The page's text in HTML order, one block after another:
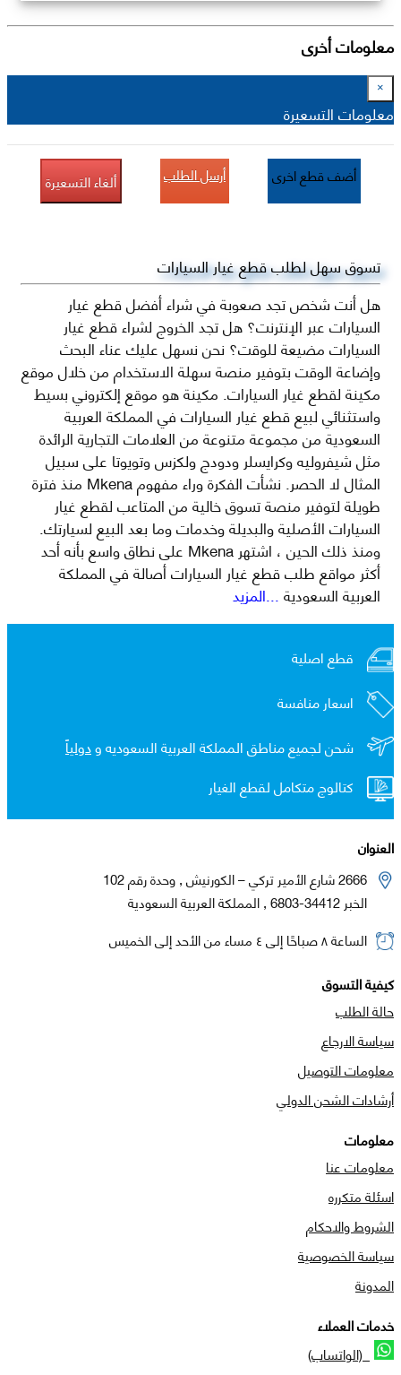
معلومات أخرى
×
معلومات التسعيرة
أضف قطع اخرى أرسل الطلب ألغاء التسعيرة
تسوق سهل لطلب قطع غيار السيارات
هل أنت شخص تجد صعوبة في شراء أفضل قطع غيار
السيارات عبر الإنترنت؟ هل تجد الخروج لشراء قطع غيار
السيارات مضيعة للوقت؟ نحن نسهل عليك عناء البحث
وإضاعة الوقت بتوفير منصة سهلة الاستخدام من خلال موقع
مكينة لقطع غيار السيارات. مكينة هو موقع إلكتروني بسيط
واستثنائي لبيع قطع غيار السيارات في المملكة العربية
السعودية من مجموعة متنوعة من العلامات التجارية الرائدة
مثل شيفروليه وكرايسلر ودودج ولكزس وتويوتا على سبيل
المثال لا الحصر. نشأت الفكرة وراء مفهوم Mkena منذ فترة
طويلة لتوفير منصة تسوق خالية من المتاعب لقطع غيار
السيارات الأصلية والبديلة وخدمات وما بعد البيع لسيارتك.
ومنذ ذلك الحين ، اشتهر Mkena على نطاق واسع بأنه أحد
أكثر مواقع طلب قطع غيار السيارات أصالة في المملكة
العربية السعودية...المزيد
قطع اصلية
اسعار منافسة
شحن لجميع مناطق المملكة العربية السعوديه ودولياً
كتالوج متكامل لقطع الغيار
العنوان
2666 شارع الأمير تركي – الكورنيش , وحدة رقم 102
الخبر 34412-6803 , المملكة العربية السعودية
الساعة ٨ صباحًا إلى ٤ مساء من الأحد إلى الخميس
كيفية التسوق
حالة الطلب
سياسة الارجاع
معلومات التوصيل
أرشادات الشحن الدولي
معلومات
معلومات عنا
اسئلة متكرره
الشروط والاحكام
سياسة الخصوصية
المدونة
خدمات العملاء
(الواتساب)